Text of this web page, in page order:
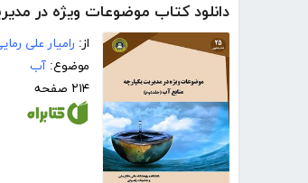
دانلود کتاب موضوعات ویژه در
از: رامیار علی
موضوع: آب
۲۱۴ صفحه